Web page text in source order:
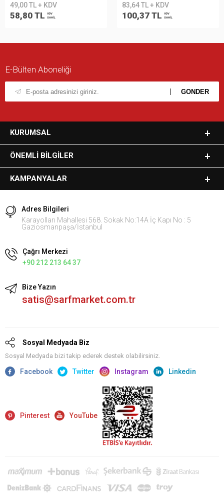
49,00 TL + KDV
58,80 TL
KDV
DAHİL
83,64 TL + KDV
100,37 TL
KDV
DAHİL
E-Bülten Aboneliği
KURUMSAL
ÖNEMLI BILGILER
KAMPANYALAR
Adres Bilgileri
Karayolları Mahallesi 568. Sokak No:14A İç Kapı No : 5
Gaziosmanpaşa/İstanbul
Çağrı Merkezi
+90 212 213 64 37
Bize Yazın
satis@sarfmarket.com.tr
Sosyal Medyada Biz
Sosyal Medyada bizi takip ederek destek olabilirsiniz.
Facebook Twitter Instagram Linkedin
Pinterest YouTube